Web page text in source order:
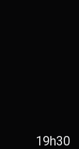
19h30